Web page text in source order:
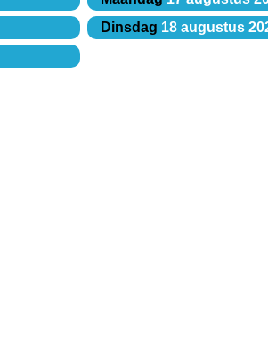
Dinsdag 18 augustus